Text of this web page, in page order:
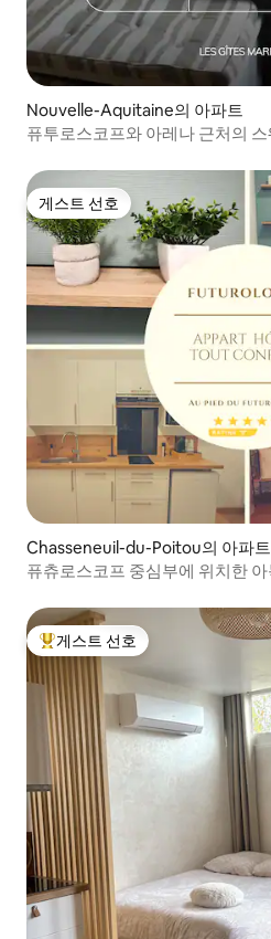
Nouvelle-Aquitaine의 아파트
퓨투로스코프와 아레나 근처의
게스트 선호
게스트 선호
Chasseneuil-du-Poitou의 아파트
퓨츄로스코프 중심부에 위치한
상위 게스트 선호
게스트 선호